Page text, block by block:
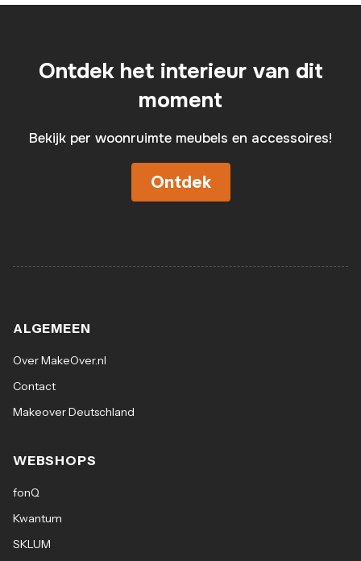
Ontdek het interieur van dit
moment
Bekijk per woonruimte meubels en accessoires!
Ontdek
ALGEMEEN
Over MakeOver.nl
Contact
Makeover Deutschland
WEBSHOPS
fonQ
Kwantum
SKLUM